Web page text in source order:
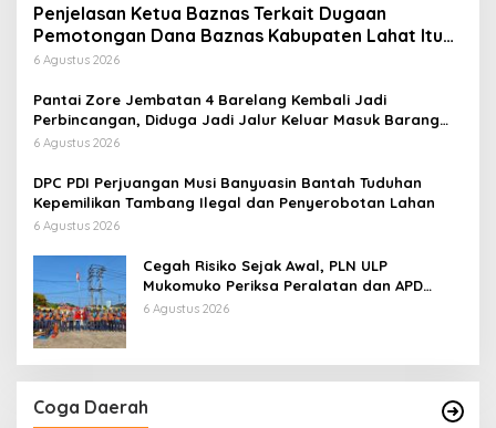
Penjelasan Ketua Baznas Terkait Dugaan
Pemotongan Dana Baznas Kabupaten Lahat Itu
Tidak Benar
6 Agustus 2026
Pantai Zore Jembatan 4 Barelang Kembali Jadi
Perbincangan, Diduga Jadi Jalur Keluar Masuk Barang
Tanpa Dokumen Kepabeanan, Nama Berinisial WL
di Kawasan Pesisir
6 Agustus 2026
DPC PDI Perjuangan Musi Banyuasin Bantah Tuduhan
Kepemilikan Tambang Ilegal dan Penyerobotan Lahan
6 Agustus 2026
Cegah Risiko Sejak Awal, PLN ULP
Mukomuko Periksa Peralatan dan APD
Petugas secara Rutin
6 Agustus 2026
Coga Daerah